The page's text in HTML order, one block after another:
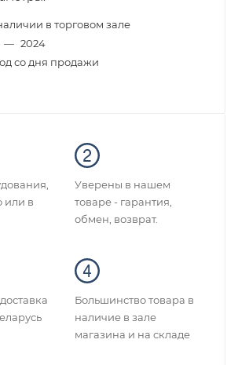
в торговом зале
— 2024
со дня продажи
или в
Уверены в нашем
товаре - гарантия,
обмен, возврат.
Большинство товара в
наличие в зале
магазина и на складе